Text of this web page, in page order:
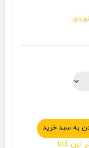
به سبد خرید
کالا